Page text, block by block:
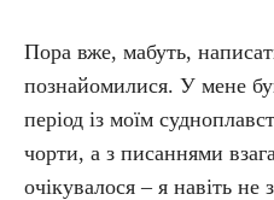
Пора вже, мабуть,
познайомилися. У мене
період із моїм
чорти, а з писаннями
очікувалося – я навіть